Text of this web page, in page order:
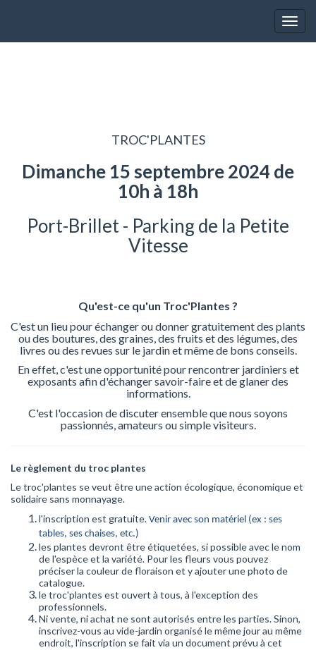
TROC'PLANTES
Dimanche 15 septembre 2024 de
10h à 18h
Port-Brillet - Parking de la Petite
Vitesse
Qu'est-ce qu'un Troc'Plantes ?
C'est un lieu pour échanger ou donner gratuitement des plants
ou des boutures, des graines, des fruits et des légumes, des
livres ou des revues sur le jardin et même de bons conseils.
En effet, c'est une opportunité pour rencontrer jardiniers et
exposants afin d'échanger savoir-faire et de glaner des
informations.
C'est l'occasion de discuter ensemble que nous soyons
passionnés, amateurs ou simple visiteurs.
Le règlement du troc plantes
Le troc'plantes se veut être une action écologique, économique et
solidaire sans monnayage.
l'inscription est gratuite. Venir avec son matériel (ex : ses
tables, ses chaises, etc.)
les plantes devront être étiquetées, si possible avec le nom
de l'espèce et la variété. Pour les fleurs vous pouvez
préciser la couleur de floraison et y ajouter une photo de
catalogue.
le troc'plantes est ouvert à tous, à l'exception des
professionnels.
Ni vente, ni achat ne sont autorisés entre les parties. Sinon,
inscrivez-vous au vide-jardin organisé le même jour au même
endroit, l'inscription se fait via un document prévu à cet